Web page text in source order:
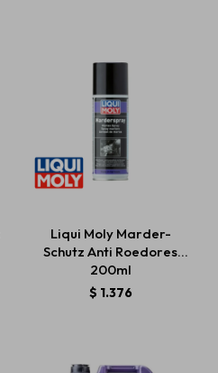
Liqui Moly Marder-
Schutz Anti Roedores
200ml
$ 1.376